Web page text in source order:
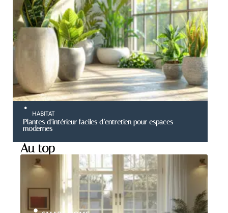
HABITAT
Plantes d’intérieur faciles d’entretien pour espaces
modernes
Au top